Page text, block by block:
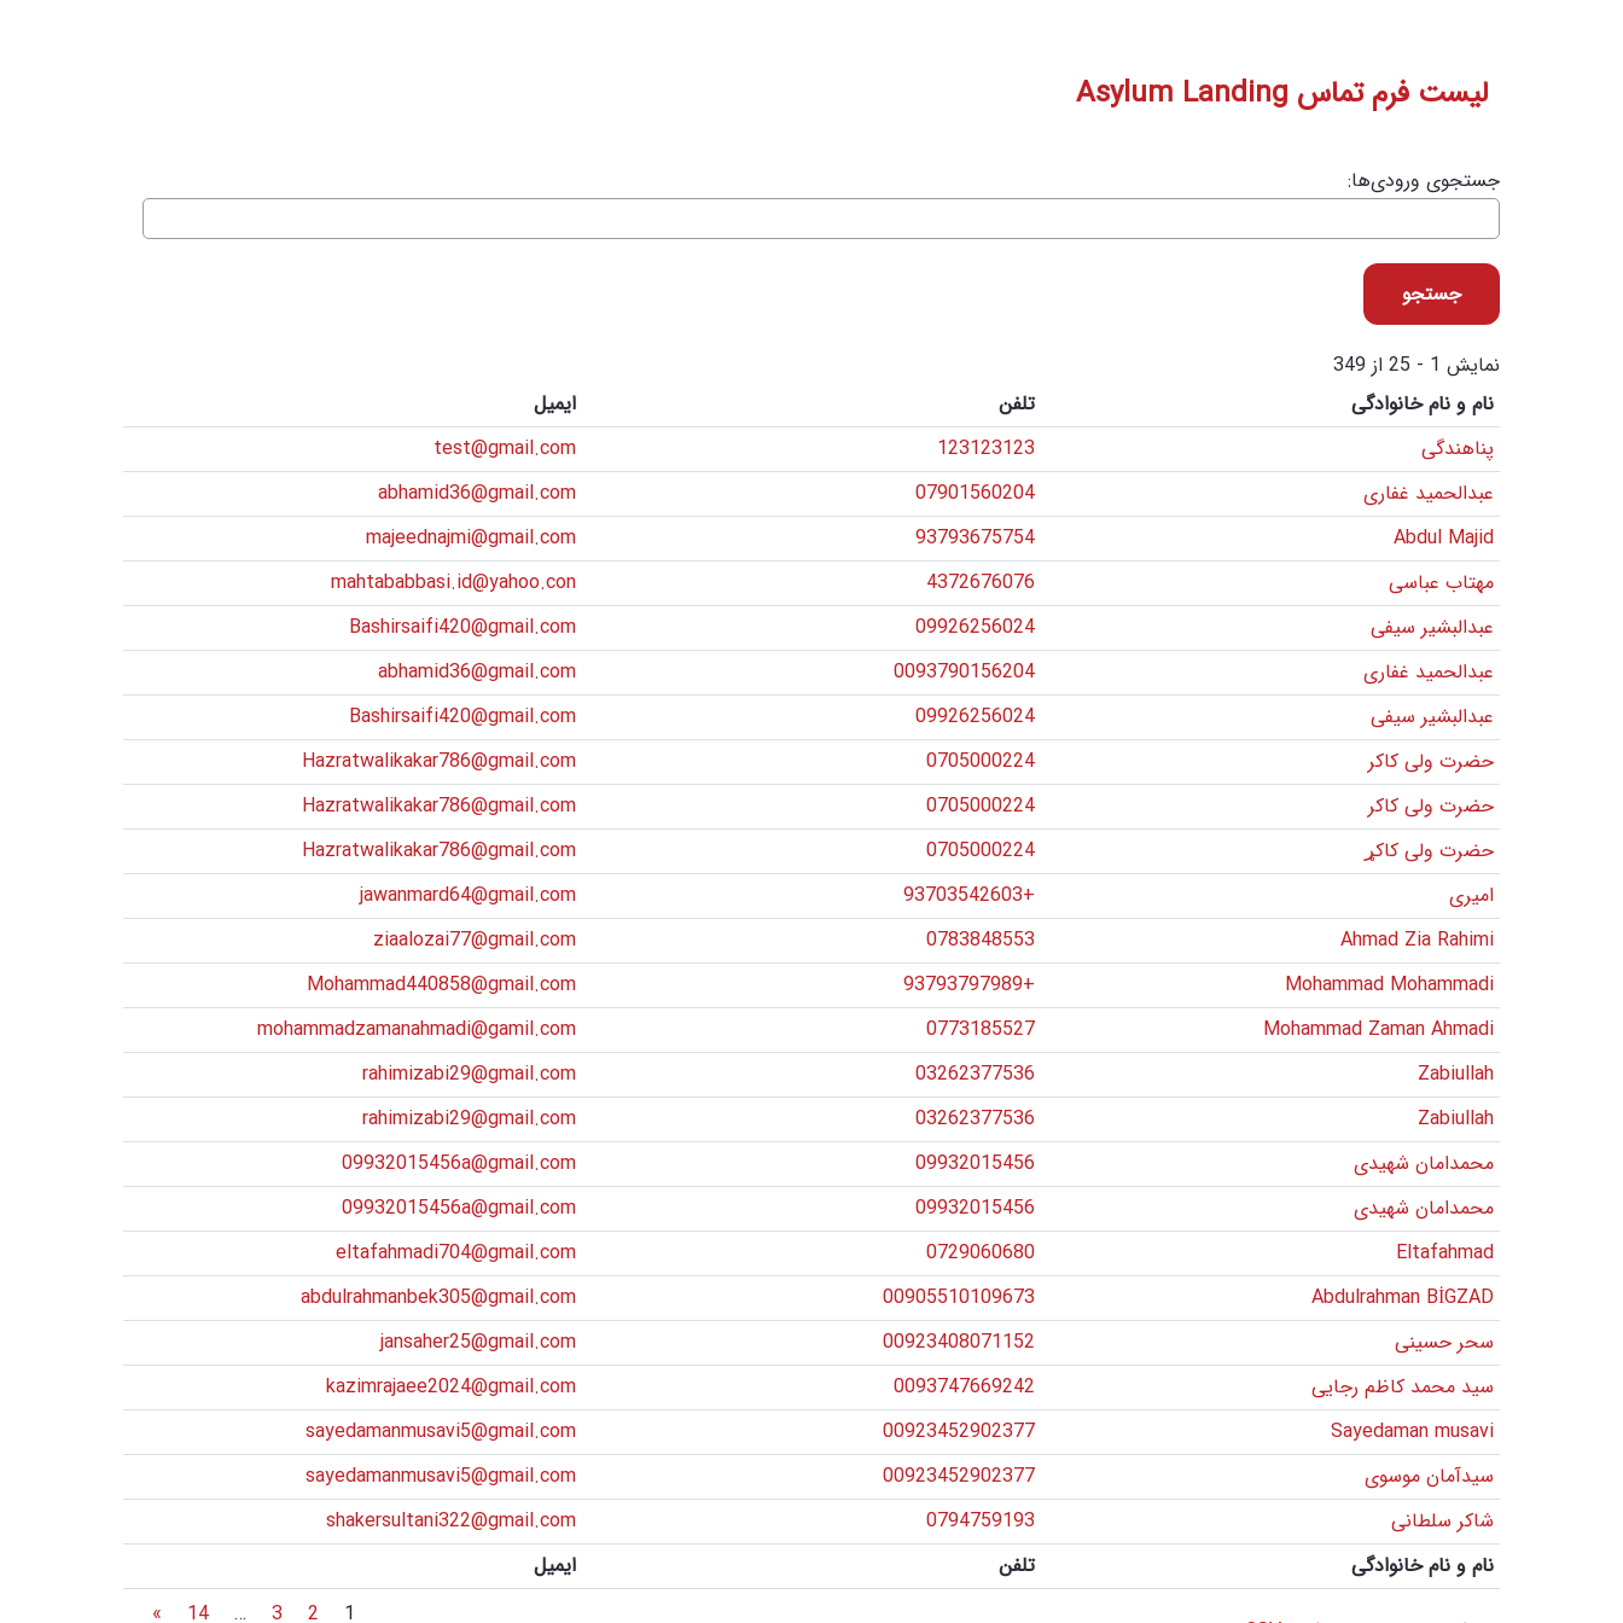
لیست فرم تماس Asylum Landing
جستجوی ورودی‌ها:
نمایش 1 - 25 از 349
نام و نام خانوادگی
تلفن
ایمیل
پناهندگی
123123123
test@gmail.com
عبدالحمید غفاری
07901560204
abhamid36@gmail.com
Abdul Majid
93793675754
majeednajmi@gmail.com
مهتاب عباسی
4372676076
mahtababbasi.id@yahoo.con
عبدالبشیر سیفی
09926256024
Bashirsaifi420@gmail.com
عبدالحمید غفاری
0093790156204
abhamid36@gmail.com
عبدالبشیر سیفی
09926256024
Bashirsaifi420@gmail.com
حضرت ولی کاکر
0705000224
Hazratwalikakar786@gmail.com
حضرت ولی کاکر
0705000224
Hazratwalikakar786@gmail.com
حضرت ولی کاکړ
0705000224
Hazratwalikakar786@gmail.com
امیری
+93703542603
jawanmard64@gmail.com
Ahmad Zia Rahimi
0783848553
ziaalozai77@gmail.com
Mohammad Mohammadi
+93793797989
Mohammad440858@gmail.com
Mohammad Zaman Ahmadi
0773185527
mohammadzamanahmadi@gamil.com
Zabiullah
03262377536
rahimizabi29@gmail.com
Zabiullah
03262377536
rahimizabi29@gmail.com
محمدامان شهیدی
09932015456
09932015456a@gmail.com
محمدامان شهیدی
09932015456
09932015456a@gmail.com
Eltafahmad
0729060680
eltafahmadi704@gmail.com
Abdulrahman BİGZAD
00905510109673
abdulrahmanbek305@gmail.com
سحر حسینی
00923408071152
jansaher25@gmail.com
سید محمد کاظم رجایی
0093747669242
kazimrajaee2024@gmail.com
Sayedaman musavi
00923452902377
sayedamanmusavi5@gmail.com
سیدآمان موسوی
00923452902377
sayedamanmusavi5@gmail.com
شاکر سلطانی
0794759193
shakersultani322@gmail.com
نام و نام خانوادگی
تلفن ایمیل
1
2
3
…
14
»